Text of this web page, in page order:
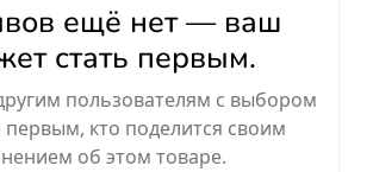
ещё нет — ваш
стать первым.
пользователям с выбором
первым, кто поделится своим
об этом товаре.